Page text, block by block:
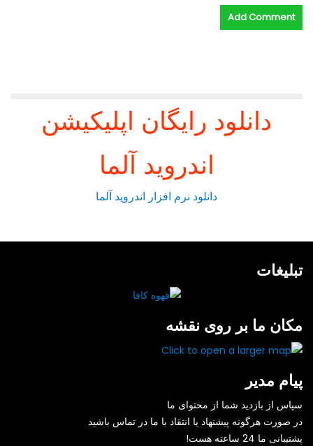
دانلود رایگان اپلیکیشن
اندروید آلما
دانلود نرم افزار اندروید آلما
تبلیغات
مکان ما بر روی نقشه
پیام مدیر
سپاس از بازدید شما از محتوای ما
در صورت هرگونه پیشنهاد یا انتقاد با ما در تماس باشید
پشتیبانی ما 24 ساعته هست!